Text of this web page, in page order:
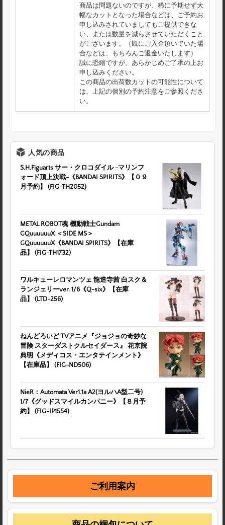
商品は問題ないのですが、稀に予期せず大
幅なカットとなった場合などは、ご予約お
申し込みされていましてもご提供できな
い、または数量を減らさせていただくこと
がございます。（既にご入金頂いていた場
合などは、もちろんご返金いたします）
誠に恐縮ですが、あらかじめご了承の上お
申し込みください。
この商品の出荷数カットの可能性について
は、上記の個別の予約注意をご参照くださ
い。
人気の商品
S.H.Figuarts サー・クロコダイル -マリンフ
ォード頂上決戦-《BANDAI SPIRITS》【０９
月予約】 (FIG-TH2052)
METAL ROBOT魂 機動戦士Gundam
GQuuuuuuX ＜SIDE MS＞
GQuuuuuuX《BANDAI SPIRITS》【在庫
品】 (FIG-TH1732)
ワルキューレロマンツェ 龍造寺茜 白スク＆
ランジェリーver. 1/6《Q-six》【在庫
品】 (LTD-256)
ねんどろいど TVアニメ『ジョジョの奇妙な
冒険 スターダストクルセイダース』 花京院
典明《メディコス・エンタテインメント》
【在庫品】 (FIG-ND506)
NieR：Automata Ver1.1a A2(ヨルハA型二号)
1/7《グッドスマイルカンパニー》【８月予
約】 (FIG-IP1554)
ご利用案内